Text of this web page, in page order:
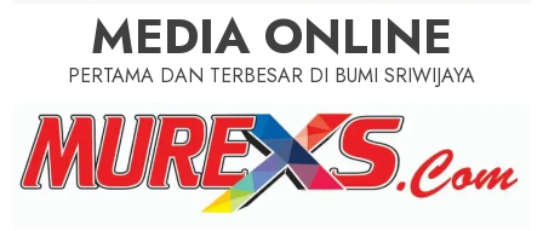
MEDIA ONLINE
PERTAMA DAN TERBESAR DI BUMI SRIWIJAYA